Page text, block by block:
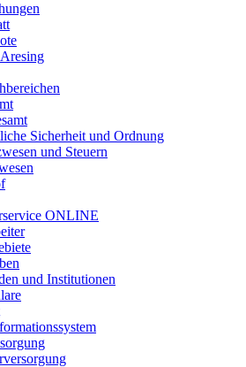
Sicherheit und Ordnung
und Steuern
ONLINE
und Institutionen